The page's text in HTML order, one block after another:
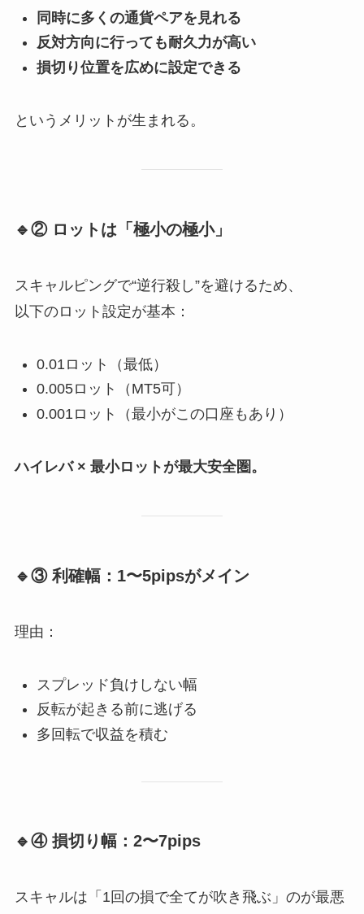
同時に多くの通貨ペアを見れる
反対方向に行っても耐久力が高い
損切り位置を広めに設定できる
というメリットが生まれる。
🔹② ロットは「極小の極小」
スキャルピングで“逆行殺し”を避けるため、
以下のロット設定が基本：
0.01ロット（最低）
0.005ロット（MT5可）
0.001ロット（最小がこの口座もあり）
ハイレバ × 最小ロットが最大安全圏。
🔹③ 利確幅：1〜5pipsがメイン
理由：
スプレッド負けしない幅
反転が起きる前に逃げる
多回転で収益を積む
🔹④ 損切り幅：2〜7pips
スキャルは「1回の損で全てが吹き飛ぶ」のが最悪